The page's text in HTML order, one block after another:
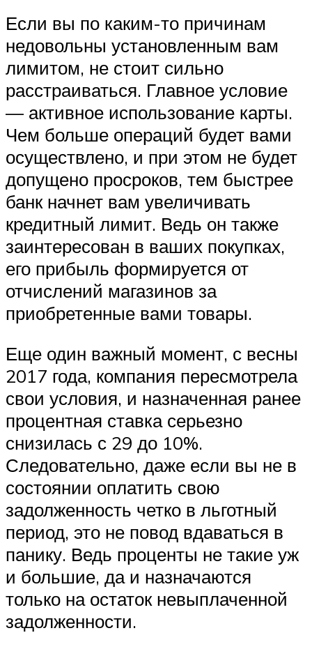
Если вы по каким-то причинам
недовольны установленным вам
лимитом, не стоит сильно
расстраиваться. Главное условие
— активное использование карты.
Чем больше операций будет вами
осуществлено, и при этом не будет
допущено просроков, тем быстрее
банк начнет вам увеличивать
кредитный лимит. Ведь он также
заинтересован в ваших покупках,
его прибыль формируется от
отчислений магазинов за
приобретенные вами товары.
Еще один важный момент, с весны
2017 года, компания пересмотрела
свои условия, и назначенная ранее
процентная ставка серьезно
снизилась с 29 до 10%.
Следовательно, даже если вы не в
состоянии оплатить свою
задолженность четко в льготный
период, это не повод вдаваться в
панику. Ведь проценты не такие уж
и большие, да и назначаются
только на остаток невыплаченной
задолженности.